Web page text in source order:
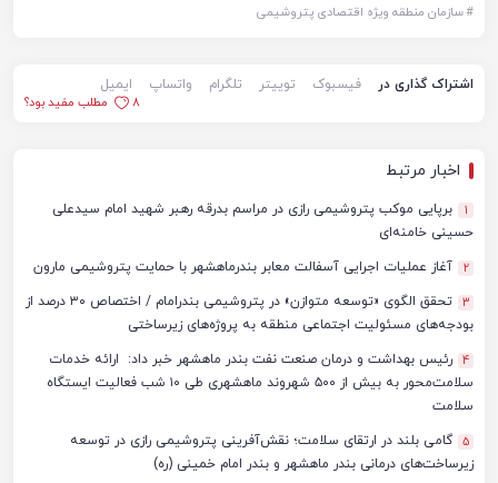
#سازمان منطقه ویژه اقتصادی پتروشیمی
اشتراک گذاری در فیسبوک توییتر تلگرام واتساپ
ایمیل
8
مطلب مفید بود؟
اخبار مرتبط
1
برپایی موکب پتروشیمی رازی در مراسم بدرقه رهبر شهید امام سیدعلی
حسینی خامنه‌ای
2 آغاز عملیات اجرایی آسفالت معابر بندرماهشهر با حمایت پتروشیمی مارون
3
تحقق الگوی «توسعه متوازن» در پتروشیمی بندرامام / اختصاص ۳۰ درصد از
بودجه‌های مسئولیت اجتماعی منطقه به پروژه‌های زیرساختی
4 رئیس بهداشت و درمان صنعت نفت بندر ماهشهر خبر داد: ارائه خدمات
سلامت‌محور به بیش از ۵۰۰ شهروند ماهشهری طی ۱۰ شب فعالیت ایستگاه
سلامت
5 گامی بلند در ارتقای سلامت؛ نقش‌آفرینی پتروشیمی رازی در توسعه
زیرساخت‌های درمانی بندر ماهشهر و بندر امام خمینی (ره)